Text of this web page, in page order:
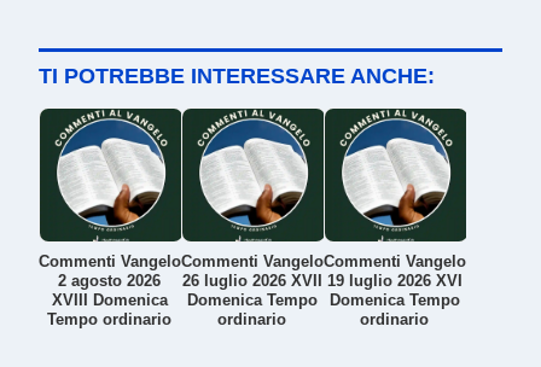
TI POTREBBE INTERESSARE ANCHE:
Commenti Vangelo
2 agosto 2026
XVIII Domenica
Tempo ordinario
Commenti Vangelo
26 luglio 2026 XVII
Domenica Tempo
ordinario
Commenti Vangelo
19 luglio 2026 XVI
Domenica Tempo
ordinario